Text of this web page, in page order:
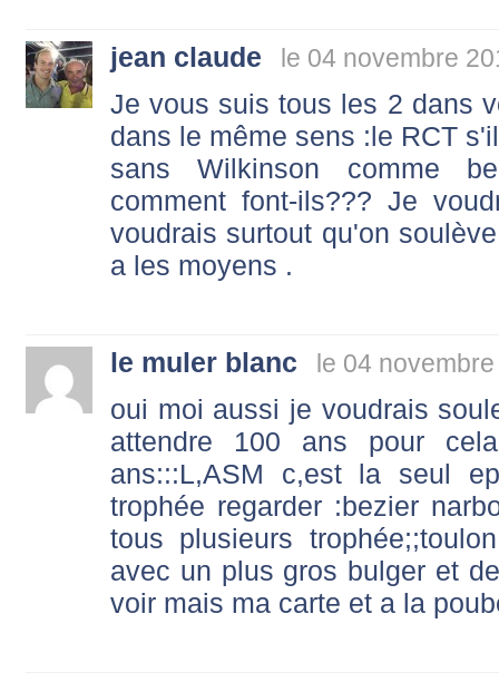
jean claude le 04 novembre
Je vous suis tous les 2 dans
dans le même sens :le RCT
sans Wilkinson comme
comment font-ils??? Je
voudrais surtout qu'on
a les moyens .
le muler blanc le 04
oui moi aussi je voudrais
attendre 100 ans pour
ans:::L,ASM c,est la seul
trophée regarder :bezier
tous plusieurs
avec un plus gros bulger et
voir mais ma carte et a la